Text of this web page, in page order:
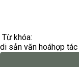
Từ khóa:
di sản văn hoáhợp